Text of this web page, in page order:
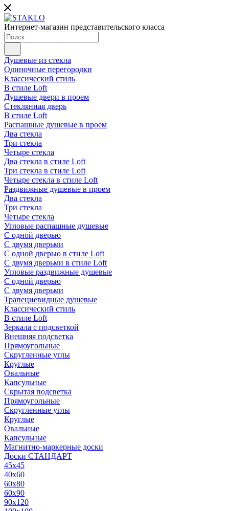
Интернет-магазин представительского класса
Душевые из стекла
Одиночные перегородки
Классический стиль
В стиле Loft
Душевые двери в проем
Стеклянная дверь
В стиле Loft
Распашные душевые в проем
Два стекла
Три стекла
Четыре стекла
Два стекла в стиле Loft
Три стекла в стиле Loft
Четыре стекла в стиле Loft
Раздвижные душевые в проем
Два стекла
Три стекла
Четыре стекла
Угловые распашные душевые
С одной дверью
С двумя дверьми
С одной дверью в стиле Loft
С двумя дверьми в стиле Loft
Угловые раздвижные душевые
С одной дверью
С двумя дверьми
Трапециевидные душевые
Классический стиль
В стиле Loft
Зеркала с подсветкой
Внешняя подсветка
Прямоугольные
Скругленные углы
Круглые
Овальные
Капсульные
Скрытая подсветка
Прямоугольные
Скругленные углы
Круглые
Овальные
Капсульные
Магнитно-маркерные доски
Доски СТАНДАРТ
45x45
40x60
60x80
60x90
90x120